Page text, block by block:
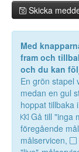
Skicka
Med
fram och
och du kan
En grön stapel
medan en gul
hoppat tillbaka
Gå till "inga
föregående
målservicen,